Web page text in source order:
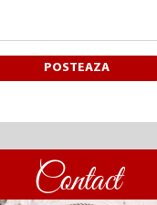
POSTEAZA
Contact